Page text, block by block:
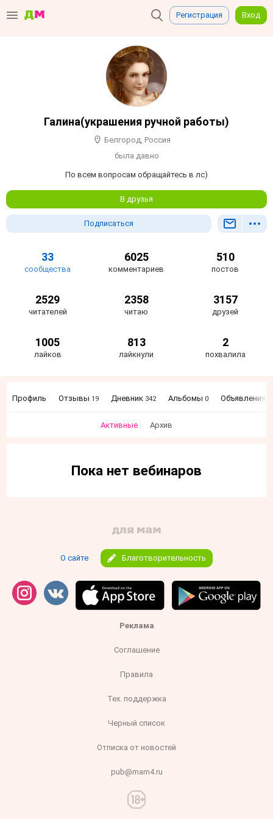
Регистрация Вход
Галина(украшения ручной работы)
Белгород, Россия
была давно
По всем вопросам обращайтесь в лс)
В друзья
Подписаться
33
сообщества
6025
комментариев
510
постов
2529
читателей
2358
читаю
3157
друзей
1005
лайков
813
лайкнули
2
похвалила
Профиль Отзывы 19 Дневник 342 Альбомы 0 Объявления
Активные Архив
Пока нет вебинаров
О сайте Благотворительность
Реклама
Соглашение
Правила
Тех. поддержка
Черный список
Отписка от новостей
pub@mam4.ru